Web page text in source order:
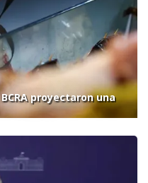
proyectaron una